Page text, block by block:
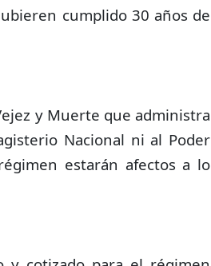
cumplido 30 años de
y Muerte que administra
Nacional ni al Poder
estarán afectos a lo